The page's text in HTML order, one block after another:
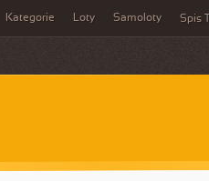
Kategorie Loty Samoloty Spis